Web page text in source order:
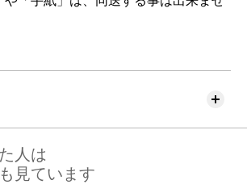
人は
見ています